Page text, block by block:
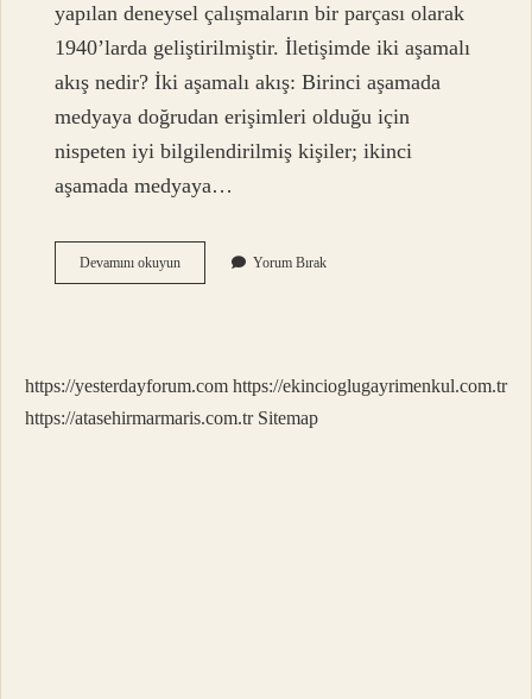
yapılan deneysel çalışmaların bir parçası olarak
1940’larda geliştirilmiştir. İletişimde iki aşamalı
akış nedir? İki aşamalı akış: Birinci aşamada
medyaya doğrudan erişimleri olduğu için
nispeten iyi bilgilendirilmiş kişiler; ikinci
aşamada medyaya…
Devamını okuyunIki
Aşamalı
Yorum Bırak
https://yesterdayforum.com https://ekincioglugayrimenkul.com.tr
https://atasehirmarmaris.com.tr Sitemap